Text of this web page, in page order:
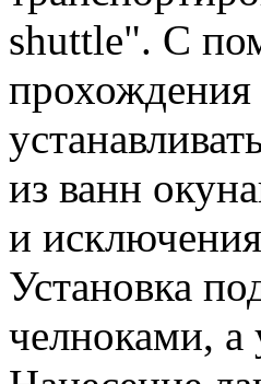
shuttle". С
прохождения
из ванн
и
Установка
челноками, а